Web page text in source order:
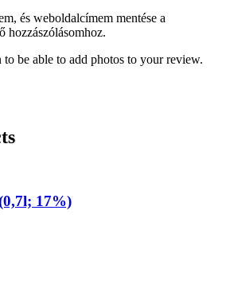
és weboldalcímem mentése a
hozzászólásomhoz.
be able to add photos to your review.
17%)